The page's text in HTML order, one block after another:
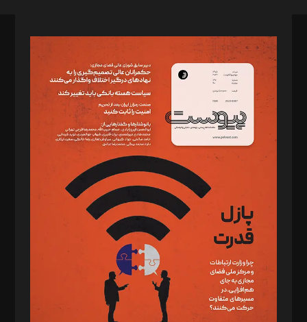
مدیر مسئول: محمدباقر اثنی‌عشری
سردبیر: مهرک محمودی
دبیر تحریریه: میثم قاسمی
د‌بیر ناداستان: سمانه سمیع
د‌بیر خدمت و تجارت: ابوالفضل رجبی
د‌بیر حقوق فناوری: حسام‌الدین ایپکچی
د‌بیر پیوست جهان: مینا پاکدل
د‌بیر تحریریه آنلاین: بابک نقاش
تحریریه‌: مجتبی محمود‌ی، آرش برهمند، یسنا امان‌پور، سروش کرمیان،
مصطفی مسجدی آرانی، ابوالفضل رجبی، زهرا فکرانه، فائزه فتحی
رستمی،مصطفی باستان
ویرایش: نگار استاد‌‌آقا
طراح یونیفرم: مجید توکلی
فیلمبرداری و عکاسی: امیر شفیعی، مانی لطفی زاده
گرافیک و صفحه‌آرایی: سید‌سبحان‌علی ثابت